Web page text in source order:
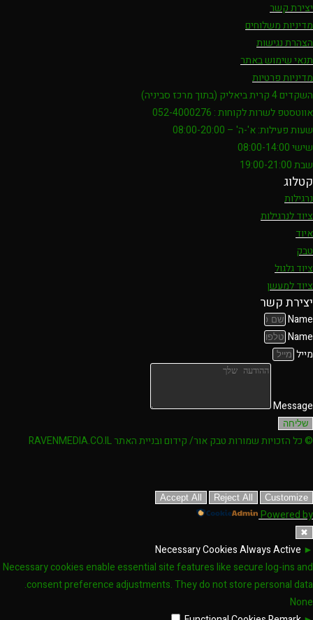
יצירת קשר
מדיניות משלוחים
הצהרת נגישות
תנאי שימוש באתר
מדיניות פרטיות
השקדים 4 קרית ביאליק (בתוך מרכז סביניה)
אווטסטפ לשרות לקוחות : 052-4000276
שעות פעילות: א'-ה' – 08:00-20:00
שישי 08:00-14:00
שבת 19:00-21:00
קטלוג
נרגילות
ציוד לנרגילות
איוד
טבק
ציוד גלגול
ציוד למעשן
יצירת קשר
Name
Name
מייל
Message
שליחה
© כל הזכויות שמורות טבק אור/ קידום ובניית האתר RAVENMEDIA.CO.IL
Customize
Reject All
Accept All
Powered by
✖
►
Necessary CookiesAlways Active
Necessary cookies enable essential site features like secure log-ins and
consent preference adjustments. They do not store personal data.
None